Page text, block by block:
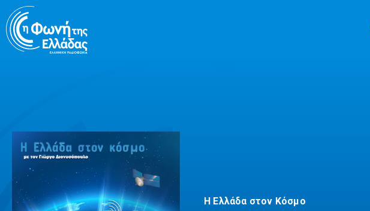
Μετάβαση
σε
περιεχόμενο
Η Ελλάδα στον Κόσμο